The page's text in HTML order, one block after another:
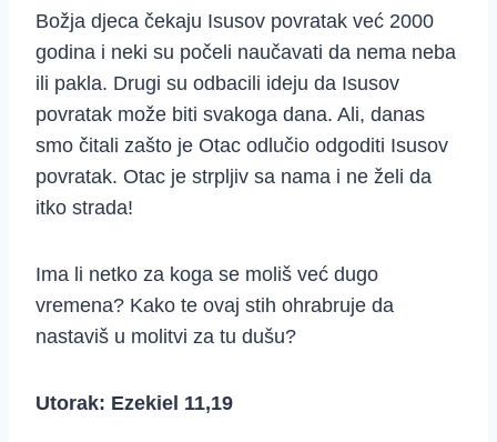
Božja djeca čekaju Isusov povratak već 2000
godina i neki su počeli naučavati da nema neba
ili pakla. Drugi su odbacili ideju da Isusov
povratak može biti svakoga dana. Ali, danas
smo čitali zašto je Otac odlučio odgoditi Isusov
povratak. Otac je strpljiv sa nama i ne želi da
itko strada!
Ima li netko za koga se moliš već dugo
vremena? Kako te ovaj stih ohrabruje da
nastaviš u molitvi za tu dušu?
Utorak: Ezekiel 11,19